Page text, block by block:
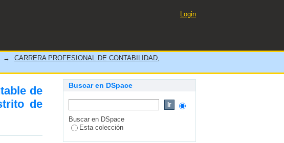
de la Empresa Southern Peaks
Login
→
CARRERA PROFESIONAL DE CONTABILIDAD,
de
de
Buscar en DSpace
Buscar en DSpace
Esta colección